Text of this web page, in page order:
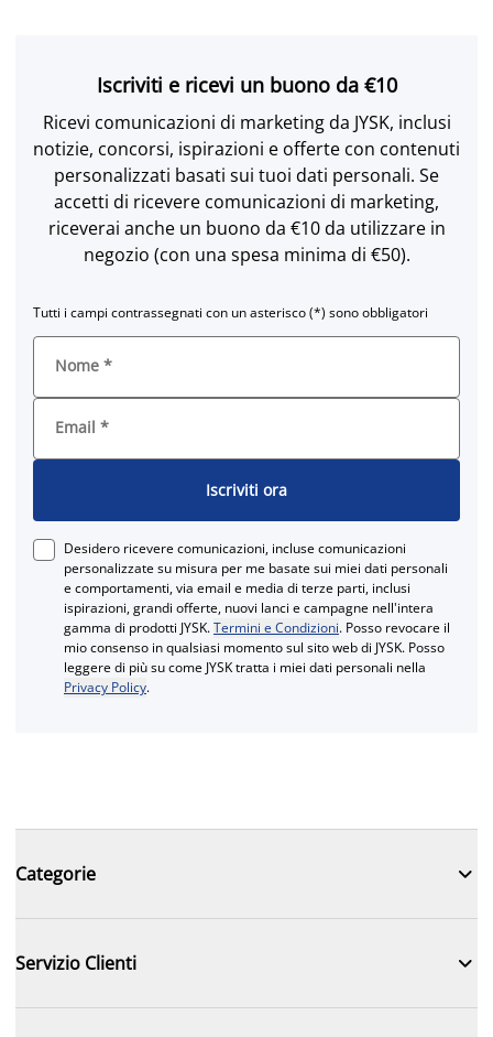
Iscriviti e ricevi un buono da €10
Ricevi comunicazioni di marketing da JYSK, inclusi
notizie, concorsi, ispirazioni e offerte con contenuti
personalizzati basati sui tuoi dati personali. Se
accetti di ricevere comunicazioni di marketing,
riceverai anche un buono da €10 da utilizzare in
negozio (con una spesa minima di €50).
Tutti i campi contrassegnati con un asterisco (*) sono obbligatori
Nome *
Email *
Iscriviti ora
Desidero ricevere comunicazioni, incluse comunicazioni
personalizzate su misura per me basate sui miei dati personali
e comportamenti, via email e media di terze parti, inclusi
ispirazioni, grandi offerte, nuovi lanci e campagne nell'intera
gamma di prodotti JYSK.Termini e Condizioni. Posso revocare il
mio consenso in qualsiasi momento sul sito web di JYSK. Posso
leggere di più su come JYSK tratta i miei dati personali nella
Privacy Policy.
Categorie 
Servizio Clienti 